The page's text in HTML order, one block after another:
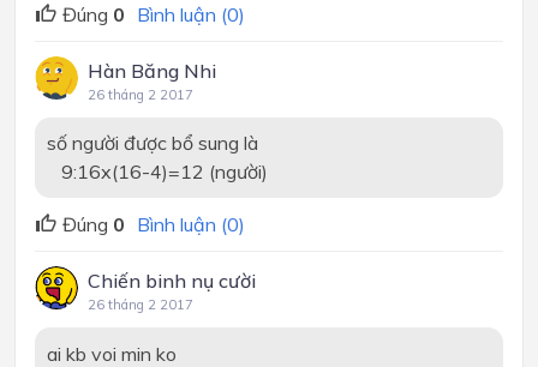
Đúng 0 Bình luận (0)
Hàn Băng Nhi
26 tháng 2 2017
số người được bổ sung là
9:16x(16-4)=12 (người)
Đúng 0 Bình luận (0)
Chiến binh nụ cười
26 tháng 2 2017
ai kb voi min ko